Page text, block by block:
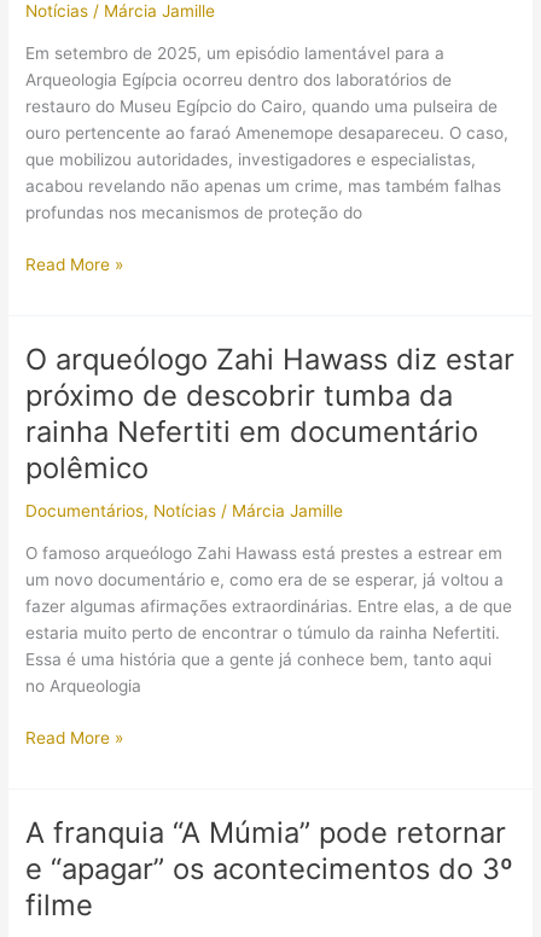
faraó
Egito
Notícias / Márcia Jamille
Em setembro de 2025, um episódio lamentável para a
Arqueologia Egípcia ocorreu dentro dos laboratórios de
restauro do Museu Egípcio do Cairo, quando uma pulseira de
ouro pertencente ao faraó Amenemope desapareceu. O caso,
que mobilizou autoridades, investigadores e especialistas,
acabou revelando não apenas um crime, mas também falhas
profundas nos mecanismos de proteção do
CONFIRMADO:
de
3.000
anos
pertencente
a
um
foi
roubada
e
destruída
no
Egito
Read More »
O arqueólogo Zahi Hawass diz estar
próximo de descobrir tumba da
rainha Nefertiti em documentário
polêmico
Documentários, Notícias / Márcia Jamille
O famoso arqueólogo Zahi Hawass está prestes a estrear em
um novo documentário e, como era de se esperar, já voltou a
fazer algumas afirmações extraordinárias. Entre elas, a de que
estaria muito perto de encontrar o túmulo da rainha Nefertiti.
Essa é uma história que a gente já conhece bem, tanto aqui
no Arqueologia
O
diz
estar
próximo
de
Read More »
A franquia “A Múmia” pode retornar
e “apagar” os acontecimentos do 3º
filme